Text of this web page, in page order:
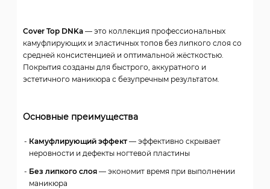
Cover Top DNKa — это коллекция профессиональных
камуфлирующих и эластичных топов без липкого слоя со
средней консистенцией и оптимальной жёсткостью.
Покрытия созданы для быстрого, аккуратного и
эстетичного маникюра с безупречным результатом.
Основные преимущества
Камуфлирующий эффект — эффективно скрывает
неровности и дефекты ногтевой пластины
Без липкого слоя — экономит время при выполнении
маникюра